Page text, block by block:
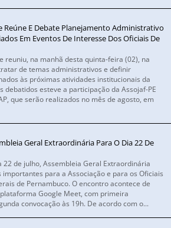
Reúne E Debate Planejamento Administrativo
Em Eventos De Interesse Dos Oficiais De
reuniu, na manhã desta quinta-feira (02), na
de temas administrativos e definir
às próximas atividades institucionais da
debatidos esteve a participação da Assojaf-PE
que serão realizados no mês de agosto, em
Geral Extraordinária Para O Dia 22 De
22 de julho, Assembleia Geral Extraordinária
para a Associação e para os Oficiais
de Pernambuco. O encontro acontece de
Google Meet, com primeira
convocação às 19h. De acordo com o...